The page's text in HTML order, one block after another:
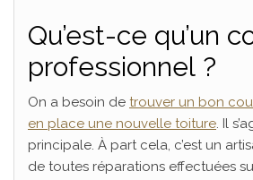
Qu’est-ce qu’un
professionnel ?
On a besoin de trouver un bon
en place une nouvelle toiture. Il
principale. À part cela, c’est un
de toutes réparations effectuées